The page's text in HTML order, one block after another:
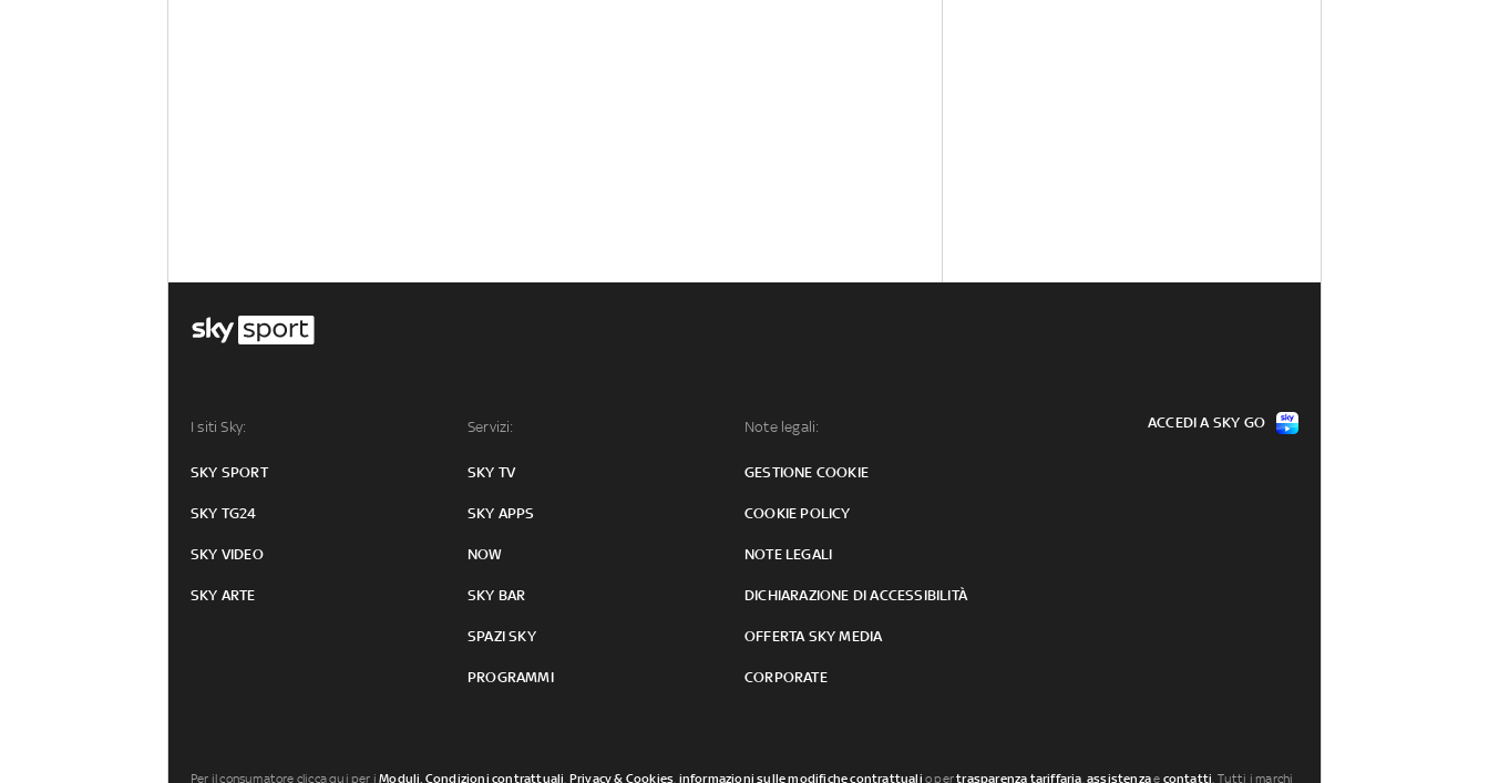
I siti Sky:
SKY SPORT
SKY TG24
SKY VIDEO
SKY ARTE
Servizi:
SKY TV
SKY APPS
NOW
SKY BAR
SPAZI SKY
PROGRAMMI
Note legali:
GESTIONE COOKIE
COOKIE POLICY
NOTE LEGALI
DICHIARAZIONE DI ACCESSIBILITÀ
OFFERTA SKY MEDIA
CORPORATE
ACCEDI A SKY GO
Per il consumatore clicca qui per iModuli, Condizioni contrattuali, Privacy & Cookies, informazioni sulle modifiche contrattuali o pertrasparenza tariffaria,assistenzae contatti. Tutti i marchi